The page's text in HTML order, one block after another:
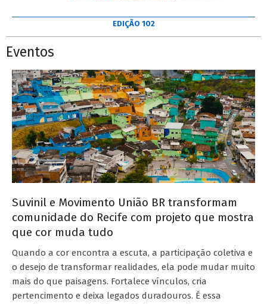
EDIÇÃO 102
Eventos
Suvinil e Movimento União BR transformam
comunidade do Recife com projeto que mostra
que cor muda tudo
Quando a cor encontra a escuta, a participação coletiva e
o desejo de transformar realidades, ela pode mudar muito
mais do que paisagens. Fortalece vínculos, cria
pertencimento e deixa legados duradouros. É essa